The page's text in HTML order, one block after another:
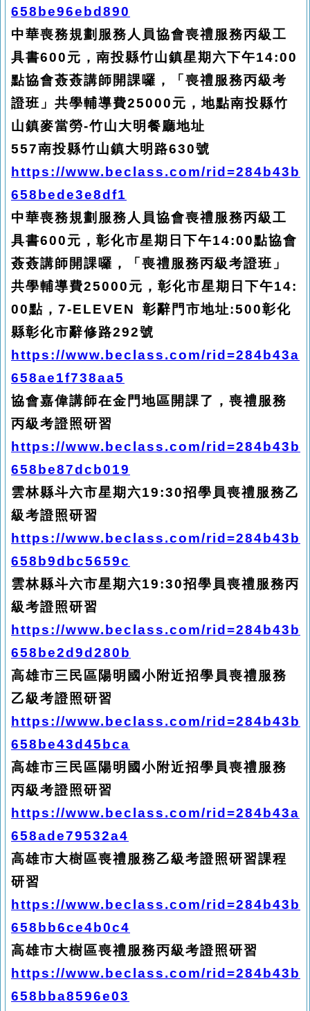
658be96ebd890
中華喪務規劃服務人員協會喪禮服務丙級工
具書600元，南投縣竹山鎮星期六下午14:00
點協會薟薟講師開課囉，「喪禮服務丙級考
證班」共學輔導費25000元，地點南投縣竹
山鎮麥當勞-竹山大明餐廳地址
557南投縣竹山鎮大明路630號
https://www.beclass.com/rid=284b43b
658bede3e8df1
中華喪務規劃服務人員協會喪禮服務丙級工
具書600元，彰化市星期日下午14:00點協會
薟薟講師開課囉，「喪禮服務丙級考證班」
共學輔導費25000元，彰化市星期日下午14:
00點，7-ELEVEN 彰辭門市地址:500彰化
縣彰化市辭修路292號
https://www.beclass.com/rid=284b43a
658ae1f738aa5
協會嘉偉講師在金門地區開課了，喪禮服務
丙級考證照研習
https://www.beclass.com/rid=284b43b
658be87dcb019
雲林縣斗六市星期六19:30招學員喪禮服務乙
級考證照研習
https://www.beclass.com/rid=284b43b
658b9dbc5659c
雲林縣斗六市星期六19:30招學員喪禮服務丙
級考證照研習
https://www.beclass.com/rid=284b43b
658be2d9d280b
高雄市三民區陽明國小附近招學員喪禮服務
乙級考證照研習
https://www.beclass.com/rid=284b43b
658be43d45bca
高雄市三民區陽明國小附近招學員喪禮服務
丙級考證照研習
https://www.beclass.com/rid=284b43a
658ade79532a4
高雄市大樹區喪禮服務乙級考證照研習課程
研習
https://www.beclass.com/rid=284b43b
658bb6ce4b0c4
高雄市大樹區喪禮服務丙級考證照研習
https://www.beclass.com/rid=284b43b
658bba8596e03